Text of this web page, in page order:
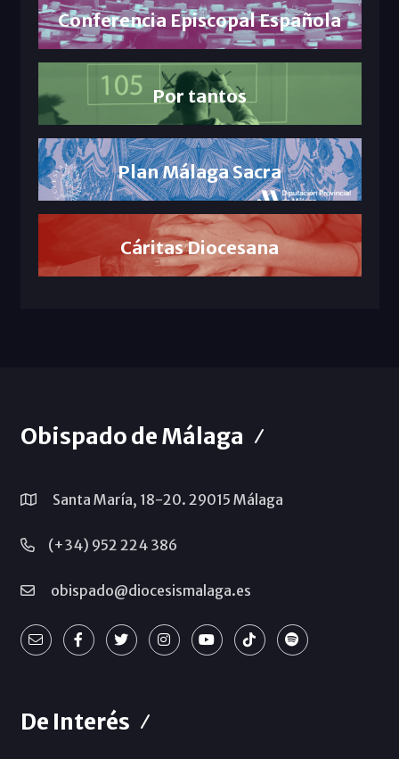
Conferencia Episcopal Española
Por tantos
Plan Málaga Sacra
Cáritas Diocesana
Obispado de Málaga
Santa María, 18-20. 29015 Málaga
(+34) 952 224 386
obispado@diocesismalaga.es
De Interés